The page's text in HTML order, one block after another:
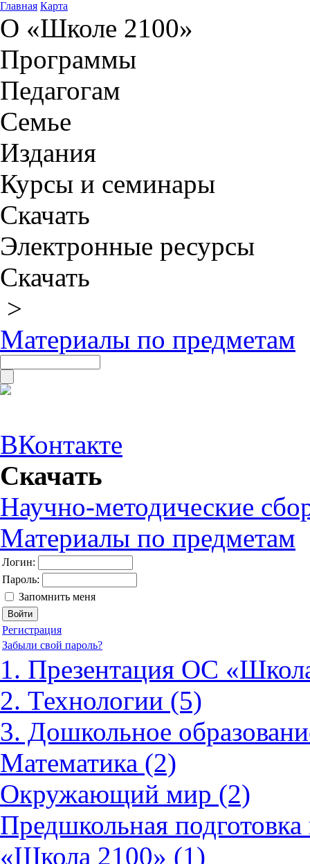
Главная Карта
О «Школе 2100»
Программы
Педагогам
Семье
Издания
Курсы и семинары
Скачать
Электронные ресурсы
Скачать
>
Материалы по предметам
ВКонтакте
Скачать
Научно-методические
Материалы по предметам
Логин:
Пароль:
Запомнить меня
Регистрация
Забыли свой пароль?
1. Презентация ОС
2. Технологии (5)
3. Дошкольное
Математика (2)
Окружающий мир (2)
Предшкольная
«Школа 2100» (1)